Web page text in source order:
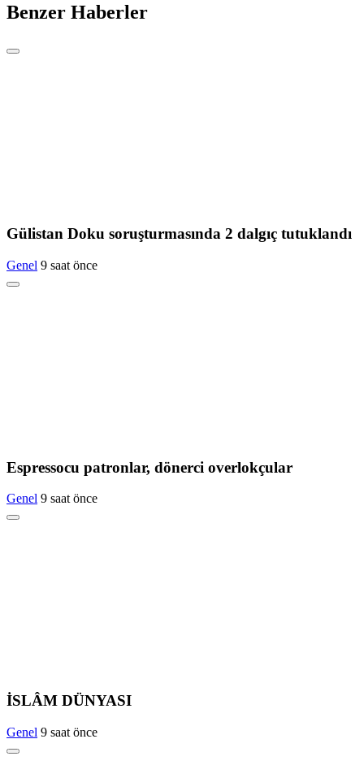
Benzer Haberler
Gülistan Doku soruşturmasında 2 dalgıç tutuklandı
Genel 9 saat önce
Espressocu patronlar, dönerci overlokçular
Genel 9 saat önce
İSLÂM DÜNYASI
Genel 9 saat önce